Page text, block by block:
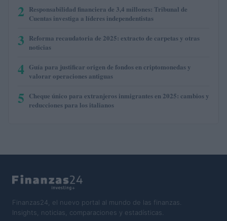
2 Responsabilidad financiera de 3,4 millones: Tribunal de
Cuentas investiga a líderes independentistas
3 Reforma recaudatoria de 2025: extracto de carpetas y otras
noticias
4 Guía para justificar origen de fondos en criptomonedas y
valorar operaciones antiguas
5 Cheque único para extranjeros inmigrantes en 2025: cambios y
reducciones para los italianos
Finanzas24, el nuevo portal al mundo de las finanzas.
Insights, noticias, comparaciones y estadísticas.